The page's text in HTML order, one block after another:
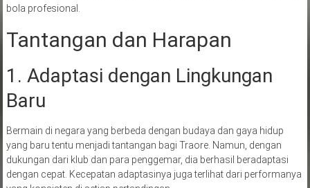
bola profesional.
Tantangan dan Harapan
1. Adaptasi dengan Lingkungan
Baru
Bermain di negara yang berbeda dengan budaya dan gaya hidup
yang baru tentu menjadi tantangan bagi Traore. Namun, dengan
dukungan dari klub dan para penggemar, dia berhasil beradaptasi
dengan cepat. Kecepatan adaptasinya juga terlihat dari performanya